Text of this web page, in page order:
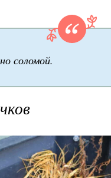
соломой.